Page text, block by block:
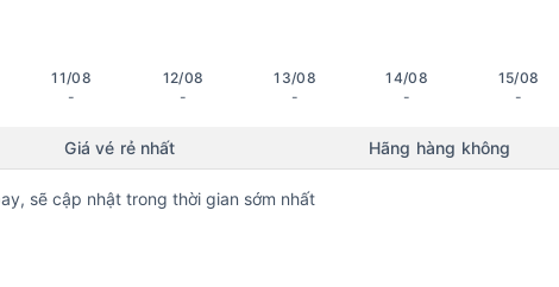
11/08
-
12/08
-
13/08
-
14/08
-
15/08
-
Giá vé rẻ nhất Hãng hàng không
sẽ cập nhật trong thời gian sớm nhất